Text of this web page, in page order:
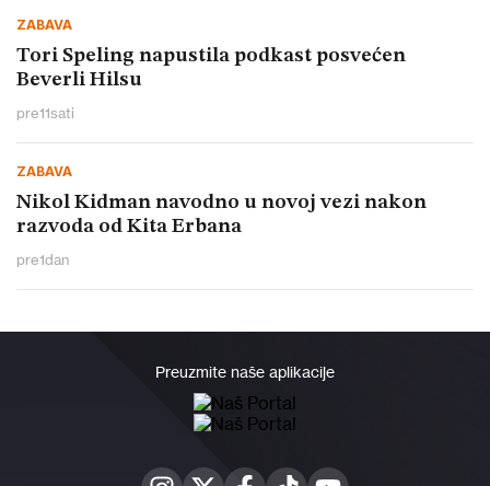
ZABAVA
Tori Speling napustila podkast posvećen
Beverli Hilsu
pre11sati
ZABAVA
Nikol Kidman navodno u novoj vezi nakon
razvoda od Kita Erbana
pre1dan
Preuzmite naše aplikacije